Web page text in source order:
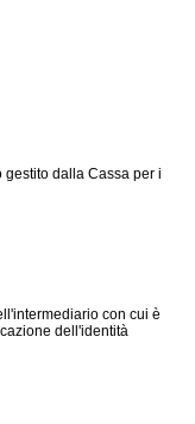
dalla Cassa per i
con cui è
dell'identità